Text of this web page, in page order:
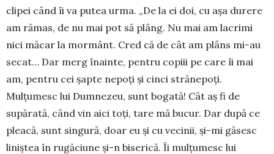
clipei când îi va putea urma. „De la ei doi, cu așa durere
am rămas, de nu mai pot să plâng. Nu mai am lacrimi
nici măcar la mormânt. Cred că de cât am plâns mi-au
secat… Dar merg înainte, pentru copiii pe care îi mai
am, pentru cei șapte nepoți și cinci strănepoți.
Mulțumesc lui Dumnezeu, sunt bogată! Cât aș fi de
supărată, când vin aici toți, tare mă bucur. Dar după ce
pleacă, sunt singură, doar eu și cu vecinii, și-mi găsesc
liniștea în rugăciune și-n biserică. Îi mulțumesc lui